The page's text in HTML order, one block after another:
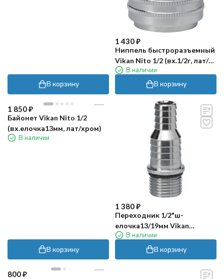
В корзину
1 430₽
Ниппель быстроразъемный
Vikan Nito 1/2 (вх.1/2г, лат/
хром)В наличии
В корзину
1 850₽
Байонет Vikan Nito 1/2
(вх.елочка13мм, лат/хром)
В наличии
В корзину
1 380₽
Переходник 1/2"ш-
елочка13/19мм Vikan
(лат.хром.)
В наличии
В корзину
800₽